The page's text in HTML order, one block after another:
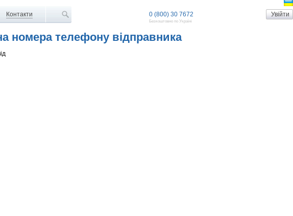
Контакти 0 (800) 30 7672
Безкоштовно по Україні
номера телефону відправника